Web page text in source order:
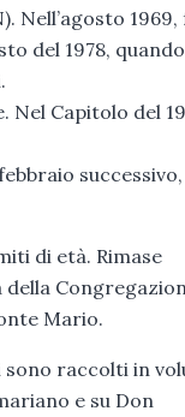
Nell’agosto 1969,
del 1978,
Capitolo del
successivo,
di età. Rimase
Mario.
raccolti in
e su Don